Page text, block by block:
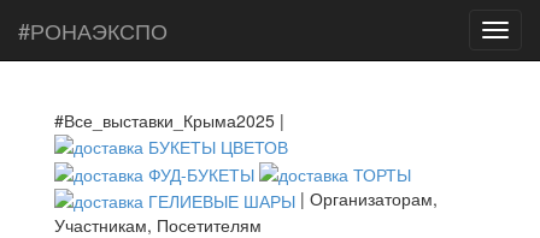
#Все_выставки_Крыма2025 |
| Организаторам,
Участникам, Посетителям
#РОНАЭКСПО